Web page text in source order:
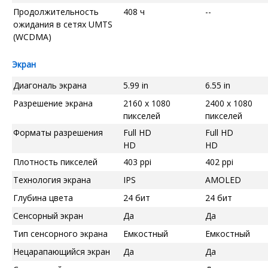
Продолжительность
ожидания в сетях UMTS
(WCDMA)
408 ч --
Экран
Диагональ экрана
5.99 in
6.55 in
Разрешение экрана
2160 x 1080
пикселей
2400 x 1080
пикселей
Форматы разрешения
Full HD
HD
Full HD
HD
Плотность пикселей
403 ppi
402 ppi
Технология экрана
IPS
AMOLED
Глубина цвета
24 бит
24 бит
Сенсорный экран
Да
Да
Тип сенсорного экрана
Емкостный
Емкостный
Нецарапающийся экран
Да
Да